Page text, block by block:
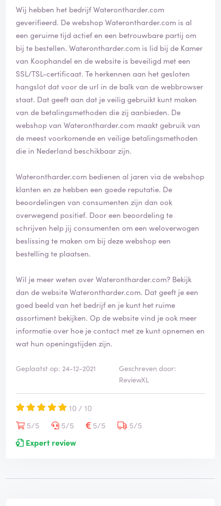
Wij hebben het bedrijf Waterontharder.com
geverifieerd. De webshopWaterontharder.com is al
een geruime tijd actief en een betrouwbare partij om
bij te bestellen. Waterontharder.com is lid bij de Kamer
van Koophandel en de website is beveiligd met een
SSL/TSL-certificaat. Te herkennen aan het gesloten
hangslot dat voor de url in de balk van de webbrowser
staat. Dat geeft aan dat je veilig gebruikt kunt maken
van de betalingsmethoden die zij aanbieden. De
webshop van Waterontharder.com maakt gebruik van
de meest voorkomende en veilige betalingsmethoden
die in Nederland beschikbaar zijn.
Waterontharder.com bedienen al jaren via de webshop
klanten en ze hebben een goede reputatie. De
beoordelingen van consumenten zijn dan ook
overwegend positief. Door een beoordeling te
schrijven help jij consumenten om een weloverwogen
beslissing te maken om bij deze webshop een
bestelling te plaatsen.
Wil je meer weten over Waterontharder.com? Bekijk
dan de websiteWaterontharder.com. Dat geeft je een
goed beeld van het bedrijf en je kunt het ruime
assortiment bekijken. Op de website vind je ook meer
informatie over hoe je contact met ze kunt opnemen en
wat hun openingstijden zijn.
Geplaatst op: 24-12-2021
Geschreven door:
ReviewXL
10 / 10
5/5
5/5 5/5
5/5
Expert review